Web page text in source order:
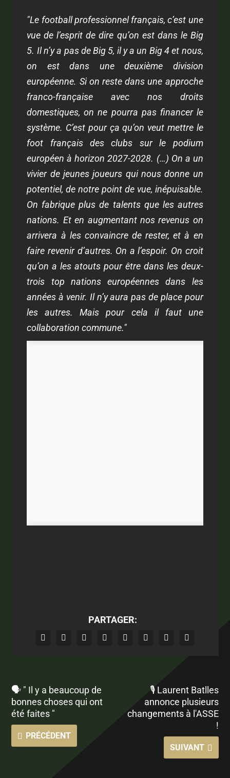
"Le football professionnel français, c’est une
vue de l’esprit de dire qu’on est dans le Big
5. Il n’y a pas de Big 5, il y a un Big 4 et nous,
on est dans une deuxième division
européenne. Si on reste dans une approche
franco-française avec nos droits
domestiques, on ne pourra pas financer le
système. C’est pour ça qu’on veut mettre le
foot français des clubs sur le podium
européen à horizon 2027-2028. (…) On a un
vivier de jeunes joueurs qui nous donne un
potentiel, de notre point de vue, inépuisable.
On fabrique plus de talents que les autres
nations. Et en augmentant nos revenus on
arrivera à les convaincre de rester, et à en
faire revenir d’autres. On a l’espoir. On croit
qu’on a les atouts pour être dans les deux-
trois top nations européennes dans les
années à venir. Il n’y aura pas de place pour
les autres. Mais pour cela il faut une
collaboration commune."
PARTAGER:
🗣️ " Il y a beaucoup de
bonnes choses qui ont
été faites "
PRÉCÉDENT
🎙 Laurent Batlles
annonce plusieurs
changements à l'ASSE
!
SUIVANT